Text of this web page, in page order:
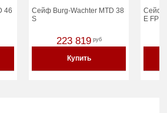
46
Сейф Burg-Wachter MTD 38
S
223 819 руб
Купить
Сейф
E FP